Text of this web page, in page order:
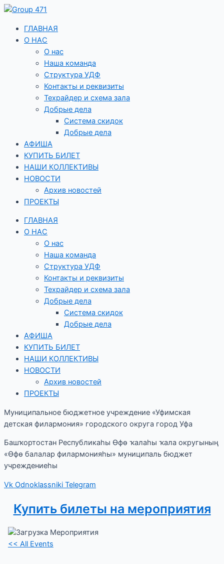
Перейти
содержимому
ГЛАВНАЯ
О НАС
О нас
Наша команда
Структура УДФ
Контакты и реквизиты
Техрайдер и схема зала
Добрые дела
Система скидок
Добрые дела
АФИША
КУПИТЬ БИЛЕТ
НАШИ КОЛЛЕКТИВЫ
НОВОСТИ
Архив новостей
ПРОЕКТЫ
ГЛАВНАЯ
О НАС
О нас
Наша команда
Структура УДФ
Контакты и реквизиты
Техрайдер и схема зала
Добрые дела
Система скидок
Добрые дела
АФИША
КУПИТЬ БИЛЕТ
НАШИ КОЛЛЕКТИВЫ
НОВОСТИ
Архив новостей
ПРОЕКТЫ
Муниципальное бюджетное учреждение «Уфимская
детская филармония» городского округа город Уфа
Башҡортостан Республикаһы Өфө ҡалаһы ҡала округының
«Өфө балалар филармонияһы» муниципаль бюджет
учреждениеһы
Vk Odnoklassniki Telegram
Купить билеты на мероприятия
<< All Events